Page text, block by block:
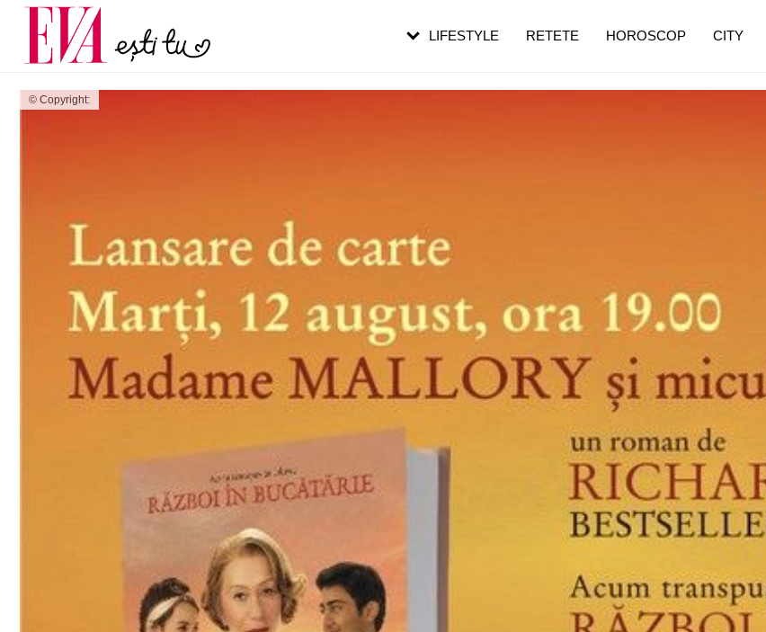
© Copyright:
LIFESTYLE RETETE HOROSCOP CITY
Carieră
Actualitate
pe măsură ce înaintezi în vârstă
de dureroasă este investigația